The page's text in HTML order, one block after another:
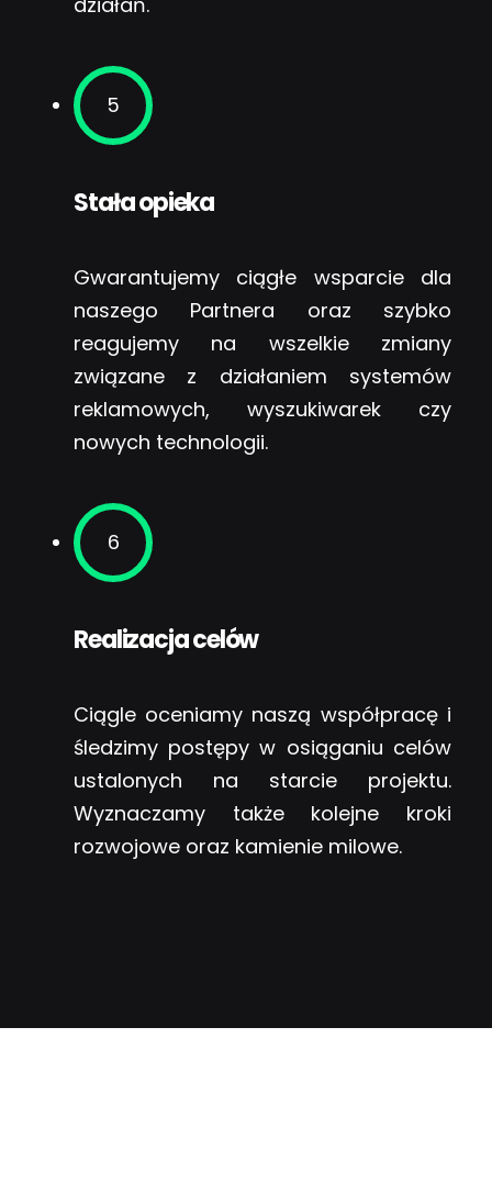
5
Stała opieka
Gwarantujemy ciągłe wsparcie dla
naszego Partnera oraz szybko
reagujemy na wszelkie zmiany
związane z działaniem systemów
reklamowych, wyszukiwarek czy
nowych technologii.
6
Realizacja celów
Ciągle oceniamy naszą współpracę i
śledzimy postępy w osiąganiu celów
ustalonych na starcie projektu.
Wyznaczamy także kolejne kroki
rozwojowe oraz kamienie milowe.